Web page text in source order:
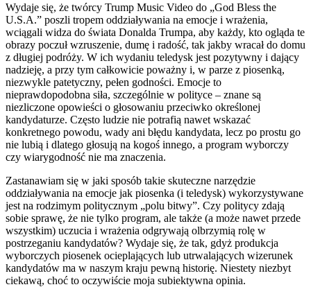
Wydaje się, że twórcy Trump Music Video do „God Bless the
U.S.A.” poszli tropem oddziaływania na emocje i wrażenia,
wciągali widza do świata Donalda Trumpa, aby każdy, kto ogląda te
obrazy poczuł wzruszenie, dumę i radość, tak jakby wracał do domu
z długiej podróży. W ich wydaniu teledysk jest pozytywny i dający
nadzieję, a przy tym całkowicie poważny i, w parze z piosenką,
niezwykle patetyczny, pełen godności. Emocje to
nieprawdopodobna siła, szczególnie w polityce – znane są
niezliczone opowieści o głosowaniu przeciwko określonej
kandydaturze. Często ludzie nie potrafią nawet wskazać
konkretnego powodu, wady ani błędu kandydata, lecz po prostu go
nie lubią i dlatego głosują na kogoś innego, a program wyborczy
czy wiarygodność nie ma znaczenia.
Zastanawiam się w jaki sposób takie skuteczne narzędzie
oddziaływania na emocje jak piosenka (i teledysk) wykorzystywane
jest na rodzimym politycznym „polu bitwy”. Czy politycy zdają
sobie sprawę, że nie tylko program, ale także (a może nawet przede
wszystkim) uczucia i wrażenia odgrywają olbrzymią rolę w
postrzeganiu kandydatów? Wydaje się, że tak, gdyż produkcja
wyborczych piosenek ocieplających lub utrwalających wizerunek
kandydatów ma w naszym kraju pewną historię. Niestety niezbyt
ciekawą, choć to oczywiście moja subiektywna opinia.